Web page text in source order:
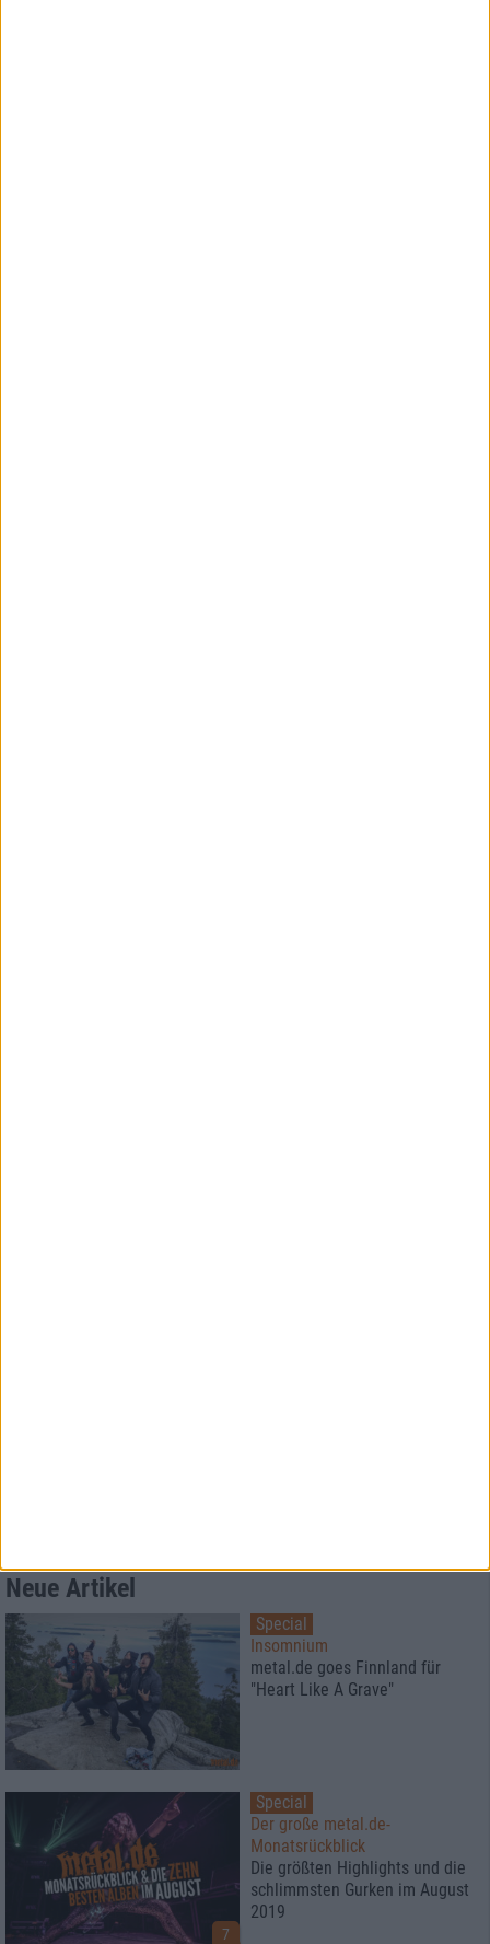
Neue Artikel
Special
Insomnium
metal.de goes Finnland für
"Heart Like A Grave"
7
Special
Der große metal.de-
Monatsrückblick
Die größten Highlights und die
schlimmsten Gurken im August
2019